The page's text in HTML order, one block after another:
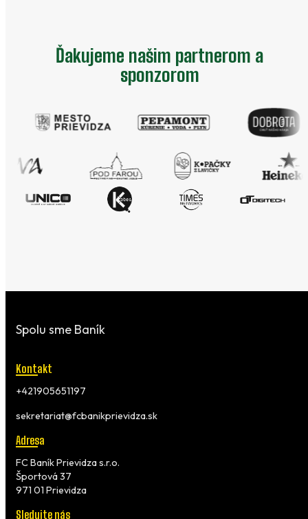
Ďakujeme našim partnerom a
sponzorom
Spolu sme Baník
Kontakt
+421905651197
sekretariat@fcbanikprievidza.sk
Adresa
FC Baník Prievidza s.r.o.
Športová 37
971 01 Prievidza
Sledujte nás